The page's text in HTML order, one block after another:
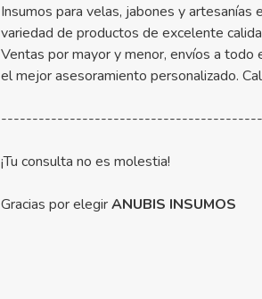
Insumos para velas, jabones y artesanías
variedad de productos de excelente
Ventas por mayor y menor, envíos a
el mejor asesoramiento personalizado.
¡Tu consulta no es molestia!
Gracias por elegirANUBIS INSUMOS